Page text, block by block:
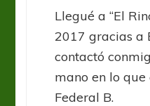
Llegué a “El
2017 gracias a
contactó
mano en lo
Federal B.